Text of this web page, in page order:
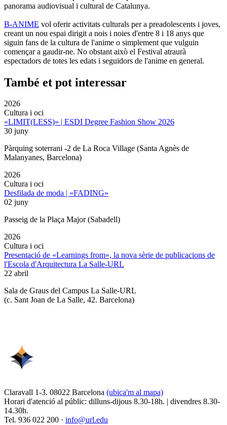
panorama audiovisual i cultural de Catalunya.
B-ANIME vol oferir activitats culturals per a preadolescents i joves,
creant un nou espai dirigit a nois i noies d'entre 8 i 18 anys que
siguin fans de la cultura de l'anime o simplement que vulguin
començar a gaudir-ne. No obstant això el Festival atraurà
espectadors de totes les edats i seguidors de l'anime en general.
També et pot interessar
2026
Cultura i oci
«LIMIT(LESS)» | ESDI Degree Fashion Show 2026
30 juny
Pàrquing soterrani -2 de La Roca Village (Santa Agnès de
Malanyanes, Barcelona)
2026
Cultura i oci
Desfilada de moda | «FADING»
02 juny
Passeig de la Plaça Major (Sabadell)
2026
Cultura i oci
Presentació de «Learnings from», la nova sèrie de publicacions de
l'Escola d'Arquitectura La Salle-URL
22 abril
Sala de Graus del Campus La Salle-URL
(c. Sant Joan de La Salle, 42. Barcelona)
Claravall 1-3. 08022 Barcelona (ubica'm al mapa)
Horari d'atenció al públic: dilluns-dijous 8.30-18h. | divendres 8.30-
14.30h.
Tel. 936 022 200 · info@url.edu